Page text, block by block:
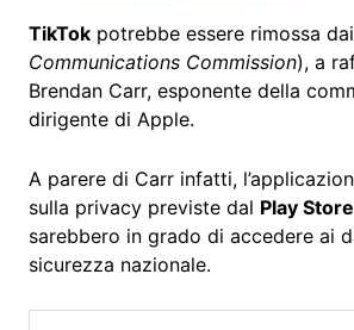
TikTok potrebbe essere rimossa
Communications Commission), a
Brendan Carr, esponente della
dirigente di Apple.
A parere di Carr infatti,
sulla privacy previste dal Play Store
sarebbero in grado di accedere ai
sicurezza nazionale.